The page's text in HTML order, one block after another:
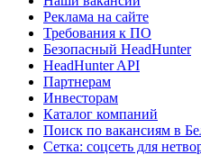
Реклама на сайте
Требования к ПО
Безопасный HeadHunter
HeadHunter API
Партнерам
Инвесторам
Каталог компаний
Поиск по вакансиям в
Сетка: соцсеть для